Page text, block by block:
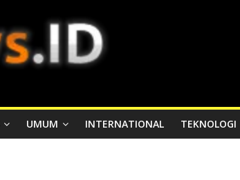
UMUM INTERNATIONAL TEKNOLOGI